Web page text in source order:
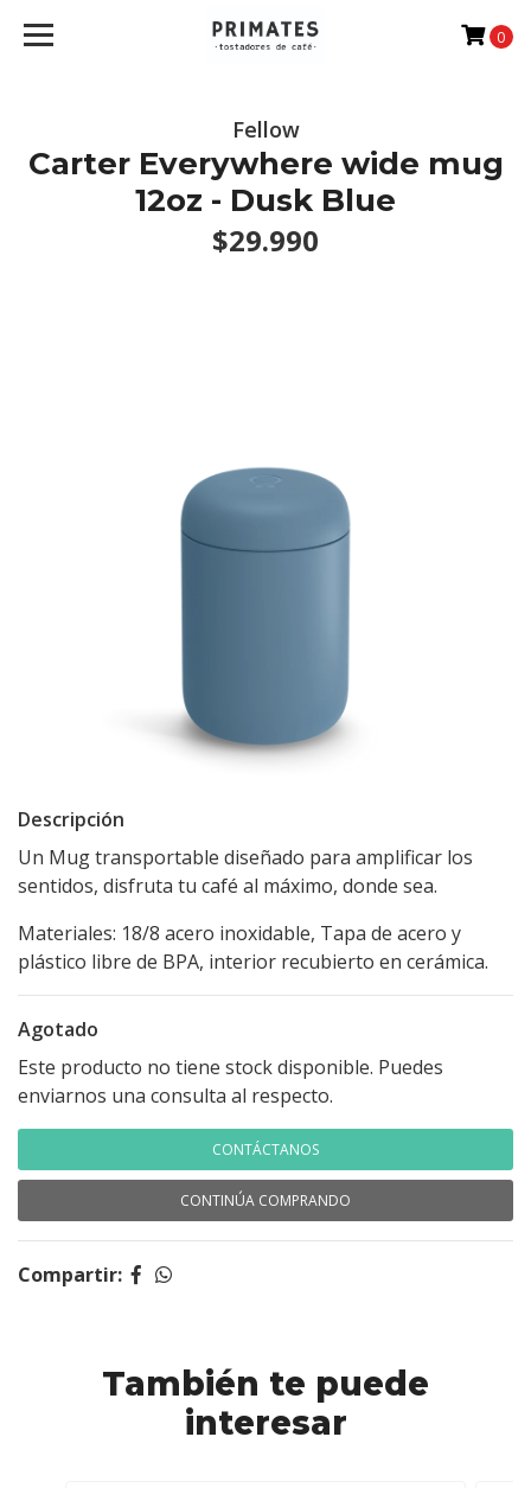
0
Fellow
Carter Everywhere wide mug
12oz - Dusk Blue
$29.990
Descripción
Un Mug transportable diseñado para amplificar los
sentidos, disfruta tu café al máximo, donde sea.
Materiales: 18/8 acero inoxidable, Tapa de acero y
plástico libre de BPA, interior recubierto en cerámica.
Agotado
Este producto no tiene stock disponible. Puedes
enviarnos una consulta al respecto.
CONTÁCTANOS
CONTINÚA COMPRANDO
Compartir:
También te puede
interesar